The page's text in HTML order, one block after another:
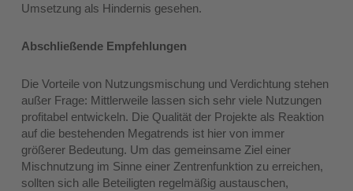
Umsetzung als Hindernis gesehen.
Abschließende Empfehlungen
Die Vorteile von Nutzungsmischung und Verdichtung stehen
außer Frage: Mittlerweile lassen sich sehr viele Nutzungen
profitabel entwickeln. Die Qualität der Projekte als Reaktion
auf die bestehenden Megatrends ist hier von immer
größerer Bedeutung. Um das gemeinsame Ziel einer
Mischnutzung im Sinne einer Zentrenfunktion zu erreichen,
sollten sich alle Beteiligten regelmäßig austauschen,